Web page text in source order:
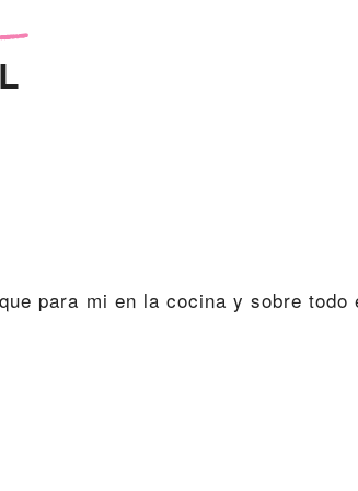
para mi en la cocina y sobre todo